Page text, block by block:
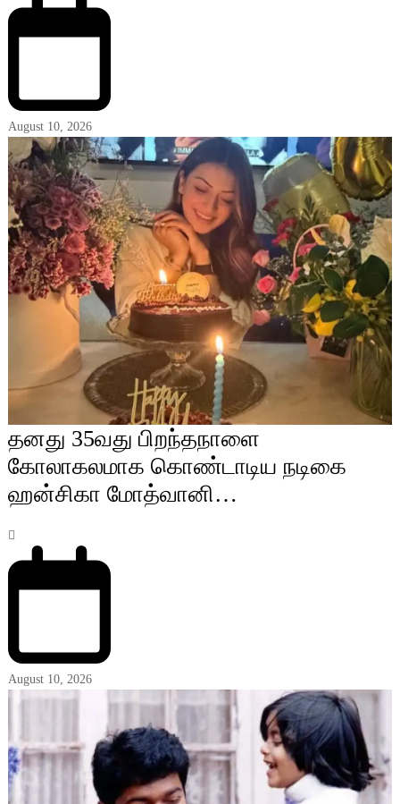
August 10, 2026
தனது 35வது பிறந்தநாளை
கோலாகலமாக கொண்டாடிய நடிகை
ஹன்சிகா மோத்வானி…
August 10, 2026